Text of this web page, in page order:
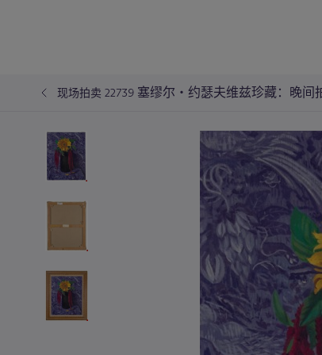
现场拍卖 22739 塞缪尔‧约瑟夫维兹珍藏：晚间